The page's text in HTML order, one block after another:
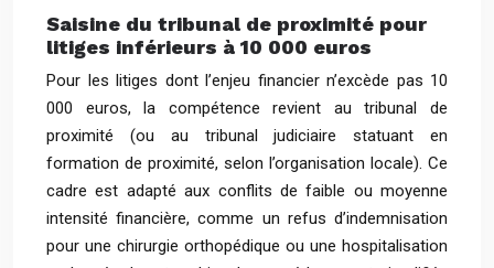
Saisine du tribunal de proximité pour
litiges inférieurs à 10 000 euros
Pour les litiges dont l’enjeu financier n’excède pas 10
000 euros, la compétence revient au tribunal de
proximité (ou au tribunal judiciaire statuant en
formation de proximité, selon l’organisation locale). Ce
cadre est adapté aux conflits de faible ou moyenne
intensité financière, comme un refus d’indemnisation
pour une chirurgie orthopédique ou une hospitalisation